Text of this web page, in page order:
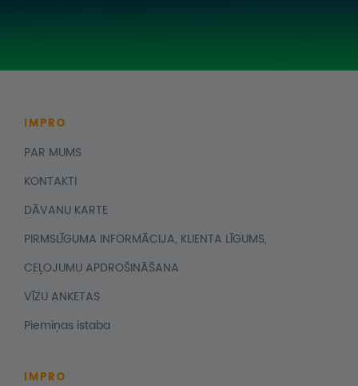
IMPRO
PAR MUMS
KONTAKTI
DĀVANU KARTE
PIRMSLĪGUMA INFORMĀCIJA, KLIENTA LĪGUMS,
CEĻOJUMU APDROŠINĀŠANA
VĪZU ANKETAS
Piemiņas istaba
IMPRO